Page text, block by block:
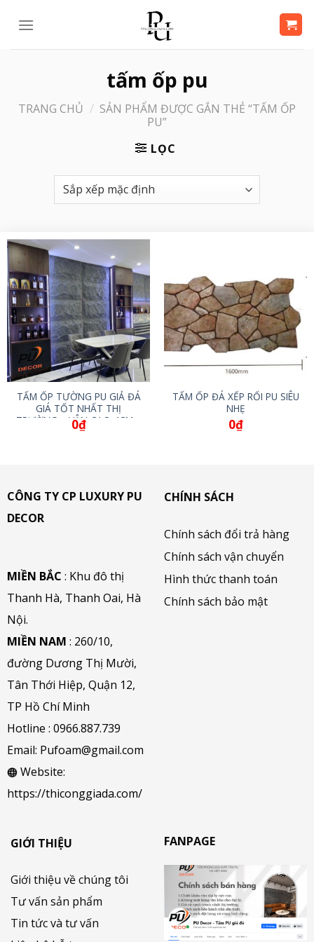
tấm ốp pu
TRANG CHỦ / SẢN PHẨM ĐƯỢC GẮN THẺ “TẤM ỐP
PU”
LỌC
TẤM ỐP TƯỜNG PU GIẢ ĐÁ
GIÁ TỐT NHẤT THỊ
TRƯỜNG – VÂN CAO 4CM –
SIÊU BỀN
0₫
TẤM ỐP ĐÁ XẾP RỐI PU SIÊU
NHẸ
0₫
CÔNG TY CP LUXURY PU
DECOR
MIỀN BẮC : Khu đô thị
Thanh Hà, Thanh Oai, Hà
Nội.
MIỀN NAM : 260/10,
đường Dương Thị Mười,
Tân Thới Hiệp, Quận 12,
TP Hồ Chí Minh
Hotline : 0966.887.739
Email: Pufoam@gmail.com
Website:
https://thiconggiada.com/
CHÍNH SÁCH
Chính sách đổi trả hàng
Chính sách vận chuyển
Hình thức thanh toán
Chính sách bảo mật
GIỚI THIỆU
Giới thiệu về chúng tôi
Tư vấn sản phẩm
Tin tức và tư vấn
FANPAGE